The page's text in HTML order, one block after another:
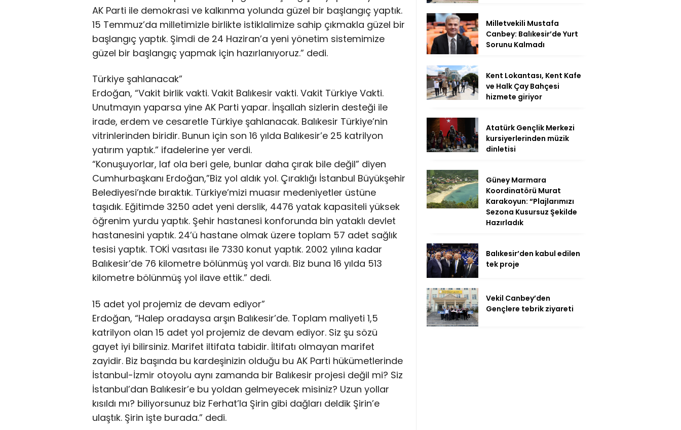
AK Parti ile demokrasi ve kalkınma yolunda güzel bir başlangıç yaptık.
15 Temmuz’da milletimizle birlikte istiklalimize sahip çıkmakla güzel bir
başlangıç yaptık. Şimdi de 24 Haziran’a yeni yönetim sistemimize
güzel bir başlangıç yapmak için hazırlanıyoruz.” dedi.
Türkiye şahlanacak”
Erdoğan, “Vakit birlik vakti. Vakit Balıkesir vakti. Vakit Türkiye Vakti.
Unutmayın yaparsa yine AK Parti yapar. İnşallah sizlerin desteği ile
irade, erdem ve cesaretle Türkiye şahlanacak. Balıkesir Türkiye’nin
vitrinlerinden biridir. Bunun için son 16 yılda Balıkesir’e 25 katrilyon
yatırım yaptık.” ifadelerine yer verdi.
“Konuşuyorlar, laf ola beri gele, bunlar daha çırak bile değil” diyen
Cumhurbaşkanı Erdoğan,”Biz yol aldık yol. Çıraklığı İstanbul Büyükşehir
Belediyesi’nde bıraktık. Türkiye’mizi muasır medeniyetler üstüne
taşıdık. Eğitimde 3250 adet yeni derslik, 4476 yatak kapasiteli yüksek
öğrenim yurdu yaptık. Şehir hastanesi konforunda bin yataklı devlet
hastanesini yaptık. 24’ü hastane olmak üzere toplam 57 adet sağlık
tesisi yaptık. TOKİ vasıtası ile 7330 konut yaptık. 2002 yılına kadar
Balıkesir’de 76 kilometre bölünmüş yol vardı. Biz buna 16 yılda 513
kilometre bölünmüş yol ilave ettik.” dedi.
15 adet yol projemiz de devam ediyor”
Erdoğan, “Halep oradaysa arşın Balıkesir’de. Toplam maliyeti 1,5
katrilyon olan 15 adet yol projemiz de devam ediyor. Siz şu sözü
gayet iyi bilirsiniz. Marifet iltifata tabidir. İltifatı olmayan marifet
zayidir. Biz başında bu kardeşinizin olduğu bu AK Parti hükümetlerinde
İstanbul-İzmir otoyolu aynı zamanda bir Balıkesir projesi değil mi? Siz
İstanbul’dan Balıkesir’e bu yoldan gelmeyecek misiniz? Uzun yollar
kısıldı mı? biliyorsunuz biz Ferhat’la Şirin gibi dağları deldik Şirin’e
ulaştık. Şirin işte burada.” dedi.
Milletvekili Mustafa
Canbey: Balıkesir’de Yurt
Sorunu Kalmadı
Kent Lokantası, Kent Kafe
ve Halk Çay Bahçesi
hizmete giriyor
Atatürk Gençlik Merkezi
kursiyerlerinden müzik
dinletisi
Güney Marmara
Koordinatörü Murat
Karakoyun: “Plajlarımızı
Sezona Kusursuz Şekilde
Hazırladık
Balıkesir’den kabul edilen
tek proje
Vekil Canbey’den
Gençlere tebrik ziyareti